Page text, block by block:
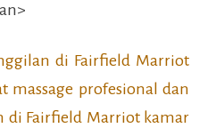
di Fairfield Marriot
massage profesional dan
di Fairfield Marriot kamar